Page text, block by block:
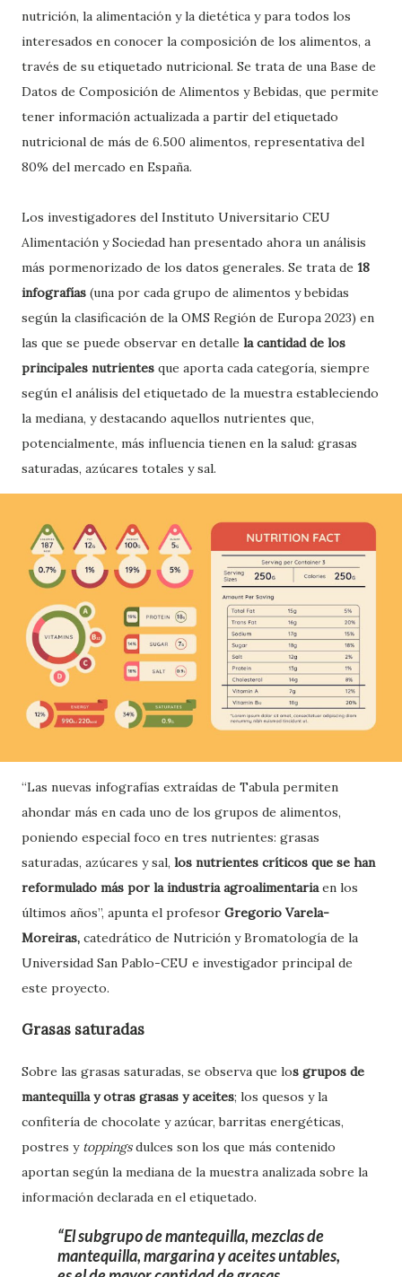
nutrición, la alimentación y la dietética y para todos los
interesados en conocer la composición de los alimentos, a
través de su etiquetado nutricional. Se trata de una Base de
Datos de Composición de Alimentos y Bebidas, que permite
tener información actualizada a partir del etiquetado
nutricional de más de 6.500 alimentos, representativa del
80% del mercado en España.
Los investigadores del Instituto Universitario CEU
Alimentación y Sociedad han presentado ahora un análisis
más pormenorizado de los datos generales. Se trata de 18
infografías (una por cada grupo de alimentos y bebidas
según la clasificación de la OMS Región de Europa 2023) en
las que se puede observar en detalle la cantidad de los
principales nutrientes que aporta cada categoría, siempre
según el análisis del etiquetado de la muestra estableciendo
la mediana, y destacando aquellos nutrientes que,
potencialmente, más influencia tienen en la salud: grasas
saturadas, azúcares totales y sal.
“Las nuevas infografías extraídas de Tabula permiten
ahondar más en cada uno de los grupos de alimentos,
poniendo especial foco en tres nutrientes: grasas
saturadas, azúcares y sal, los nutrientes críticos que se han
reformulado más por la industria agroalimentariaen los
últimos años”, apunta el profesor Gregorio Varela-
Moreiras, catedrático de Nutrición y Bromatología de la
Universidad San Pablo-CEU e investigador principal de
este proyecto.
Grasas saturadas
Sobre las grasas saturadas, se observa que los grupos de
mantequilla y otras grasas y aceites; los quesos y la
confitería de chocolate y azúcar, barritas energéticas,
postres y toppingsdulces son los que más contenido
aportan según la mediana de la muestra analizada sobre la
información declarada en el etiquetado.
El subgrupo de mantequilla, mezclas de
mantequilla, margarina y aceites untables,